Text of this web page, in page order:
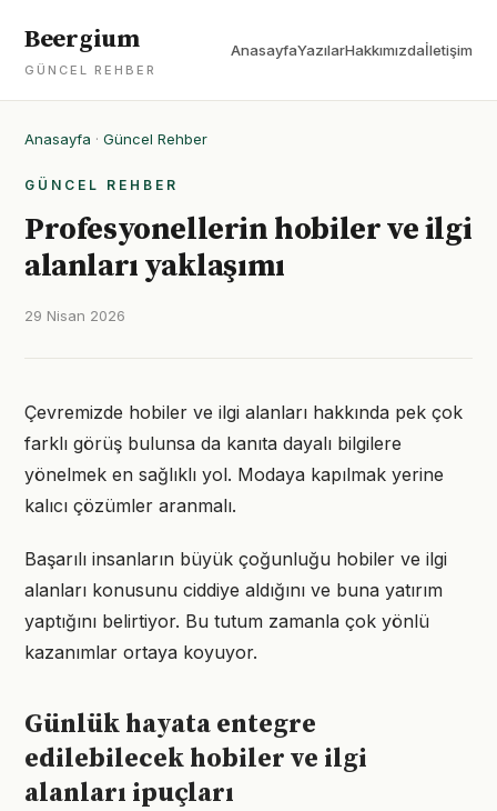
Beergium
GÜNCEL REHBER
AnasayfaYazılarHakkımızdaİletişim
Anasayfa · Güncel Rehber
GÜNCEL REHBER
Profesyonellerin hobiler ve ilgi
alanları yaklaşımı
29 Nisan 2026
Çevremizde hobiler ve ilgi alanları hakkında pek çok
farklı görüş bulunsa da kanıta dayalı bilgilere
yönelmek en sağlıklı yol. Modaya kapılmak yerine
kalıcı çözümler aranmalı.
Başarılı insanların büyük çoğunluğu hobiler ve ilgi
alanları konusunu ciddiye aldığını ve buna yatırım
yaptığını belirtiyor. Bu tutum zamanla çok yönlü
kazanımlar ortaya koyuyor.
Günlük hayata entegre
edilebilecek hobiler ve ilgi
alanları ipuçları